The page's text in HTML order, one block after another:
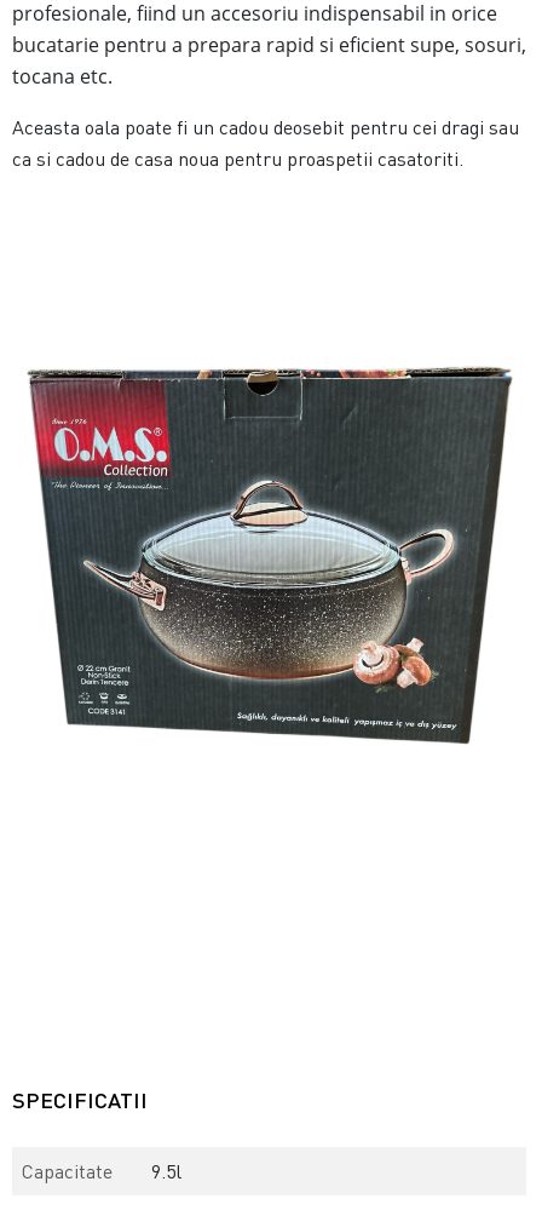
profesionale, fiind un accesoriu indispensabil in orice
bucatarie pentru a prepara rapid si eficient supe, sosuri,
tocana etc.
Aceasta oala poate fi un cadou deosebit pentru cei dragi sau
ca si cadou de casa noua pentru proaspetii casatoriti.
SPECIFICATII
Capacitate
9.5l